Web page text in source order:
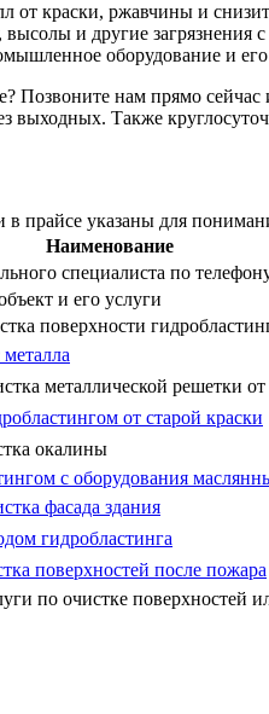
от краски, ржавчины и
высолы и другие
оборудование и
Позвоните нам прямо
выходных. Также
в прайсе указаны для
Наименование
специалиста по
и его услуги
поверхности
металлической решетки
от старой краски
окалины
с оборудования
фасада здания
гидробластинга
поверхностей после пожара
по очистке поверхностей